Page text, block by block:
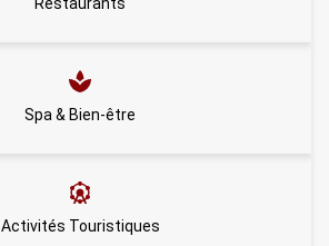
Restaurants
Spa & Bien-être
Activités Touristiques